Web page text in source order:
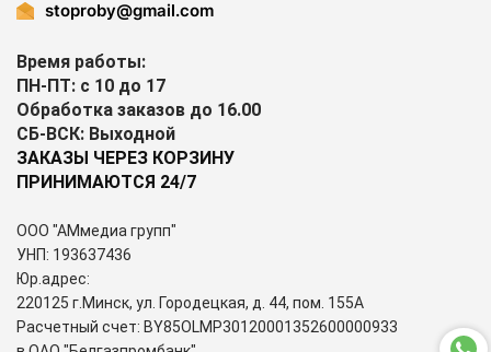
stoproby@gmail.com
Время работы:
ПН-ПТ: с 10 до 17
Обработка заказов до 16.00
СБ-ВСК: Выходной
ЗАКАЗЫ ЧЕРЕЗ КОРЗИНУ
ПРИНИМАЮТСЯ 24/7
ООО "АМмедиа групп"
УНП: 193637436
Юр.адрес:
220125 г.Минск, ул. Городецкая, д. 44, пом. 155А
Расчетный счет: BY85OLMP30120001352600000933